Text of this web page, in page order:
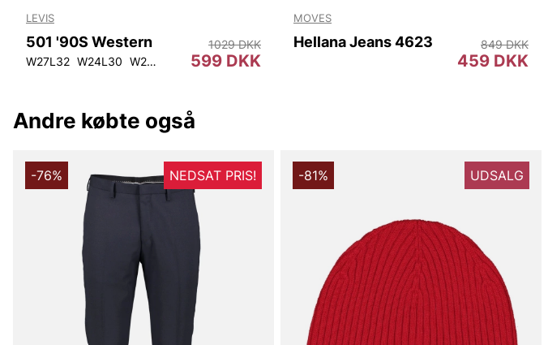
W29L33 W30L33
W26L34 W25L30 W26L30 W27L30 W28L30 W28L32 W29L32
LEVIS
501 '90S Western
W27L32 W24L30 W25L30 W25L32 W26L30
599 DKK
1029 DKK
MOVES
Hellana Jeans 4623
459 DKK
849 DKK
Andre købte også
-76% NEDSAT PRIS! -81% UDSALG